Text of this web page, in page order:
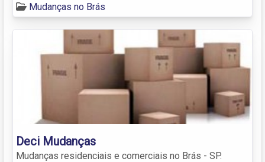
Mudanças no Brás
Deci Mudanças
Mudanças residenciais e comerciais no Brás - SP.